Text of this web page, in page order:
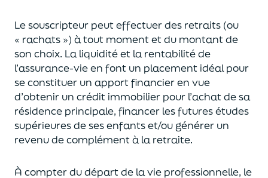
Le souscripteur peut effectuer des retraits (ou
« rachats ») à tout moment et du montant de
son choix. Laliquiditéet la rentabilité de
l’assurance-vie en font un placement idéal pour
se constituer un apport financier en vue
d’obtenir un crédit immobilier pour l’achat desa
résidence principale, financer les futures études
supérieures de ses enfantset/ou générer un
revenu de complément à la retraite.
À compter du départ de la vie professionnelle, le